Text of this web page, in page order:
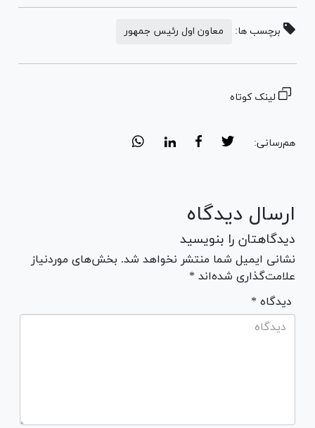
برچسب ها: معاون اول رئیس جمهور
لینک کوتاه
هم‌رسانی:
ارسال دیدگاه
دیدگاهتان را بنویسید
نشانی ایمیل شما منتشر نخواهد شد. بخش‌های موردنیاز
علامت‌گذاری شده‌اند *
* دیدگاه